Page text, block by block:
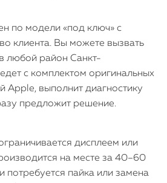
по модели «под ключ» с
клиента. Вы можете вызвать
любой район Санкт-
с комплектом оригинальных
Apple, выполнит диагностику
предложит решение.
дисплеем или
на месте за 40–60
потребуется пайка или замена